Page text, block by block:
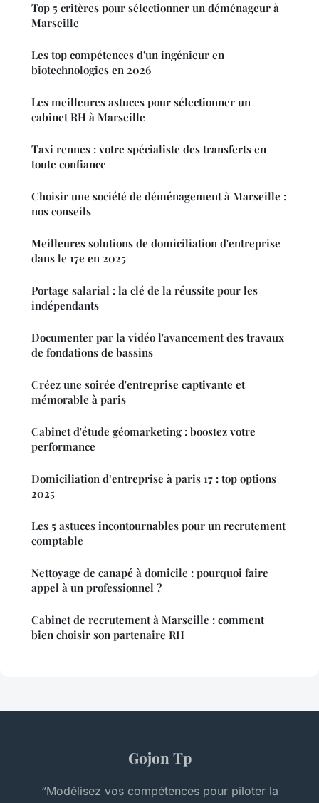
Top 5 critères pour sélectionner un déménageur à
Marseille
Les top compétences d'un ingénieur en
biotechnologies en 2026
Les meilleures astuces pour sélectionner un
cabinet RH à Marseille
Taxi rennes : votre spécialiste des transferts en
toute confiance
Choisir une société de déménagement à Marseille :
nos conseils
Meilleures solutions de domiciliation d'entreprise
dans le 17e en 2025
Portage salarial : la clé de la réussite pour les
indépendants
Documenter par la vidéo l'avancement des travaux
de fondations de bassins
Créez une soirée d'entreprise captivante et
mémorable à paris
Cabinet d'étude géomarketing : boostez votre
performance
Domiciliation d’entreprise à paris 17 : top options
2025
Les 5 astuces incontournables pour un recrutement
comptable
Nettoyage de canapé à domicile : pourquoi faire
appel à un professionnel ?
Cabinet de recrutement à Marseille : comment
bien choisir son partenaire RH
Gojon Tp
“Modélisez vos compétences pour piloter la